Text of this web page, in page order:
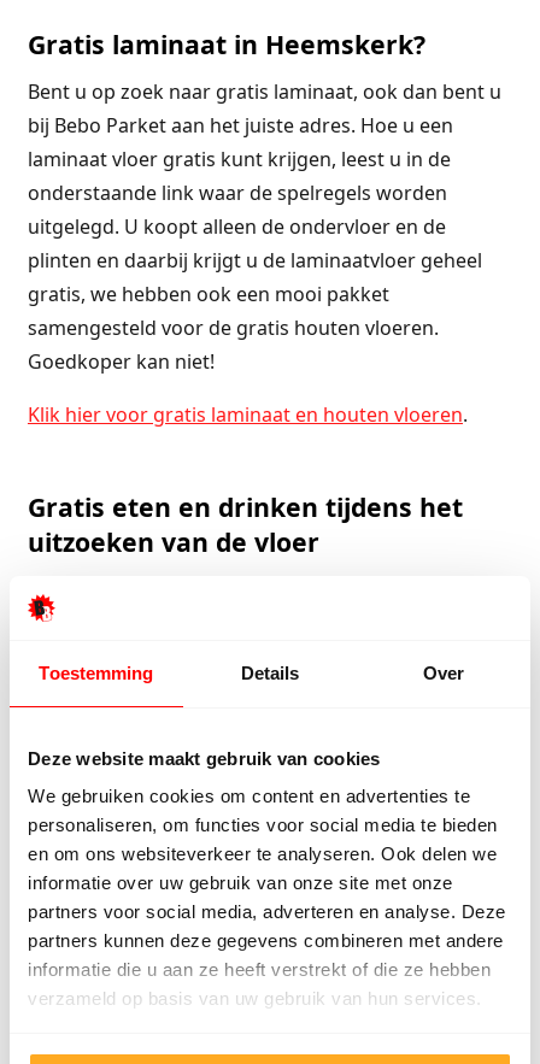
Toestemming Details Over
Deze website maakt gebruik van cookies
We gebruiken cookies om content en advertenties te
personaliseren, om functies voor social media te bieden
en om ons websiteverkeer te analyseren. Ook delen we
informatie over uw gebruik van onze site met onze
partners voor social media, adverteren en analyse. Deze
partners kunnen deze gegevens combineren met andere
informatie die u aan ze heeft verstrekt of die ze hebben
verzameld op basis van uw gebruik van hun services.
Gratis laminaat in Heemskerk?
Bent u op zoek naar gratis laminaat, ook dan bent u
bij Bebo Parket aan het juiste adres. Hoe u een
laminaat vloer gratis kunt krijgen, leest u in de
onderstaande link waar de spelregels worden
uitgelegd. U koopt alleen de ondervloer en de
plinten en daarbij krijgt u de laminaatvloer geheel
gratis, we hebben ook een mooi pakket
samengesteld voor de gratis houten vloeren.
Goedkoper kan niet!
Klik hier voor gratis laminaat en houten vloeren.
Gratis eten en drinken tijdens het
uitzoeken van de vloer
Wij ontvangen dagelijks mensen uit Nederland,
België en Duitsland en natuurlijk ook uit Heemskerk.
zitten en daarom bieden wij onze klanten, of hij/zij
staan.
We houden hierbij rekening met alle mensen
ongeacht achtergrond of wat dan ook. Zo hebben
we broodjes kaas, hagelslag, jam, en ham. Maar ook
de Twentse Krente-wegge is er volop te verkrijgen.
Om 10 uur gaat de soeppan aan en kunt u
groentesoep, champignonsoep, tomaten en
rundvleessoep krijgen. Om half elf gaat de bakplaat